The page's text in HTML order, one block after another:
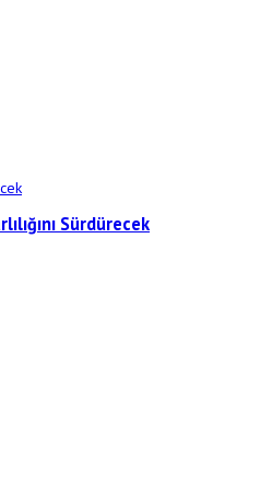
Sürdürecek